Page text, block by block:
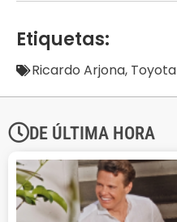
Etiquetas:
Ricardo Arjona, Toyota
DE ÚLTIMA HORA